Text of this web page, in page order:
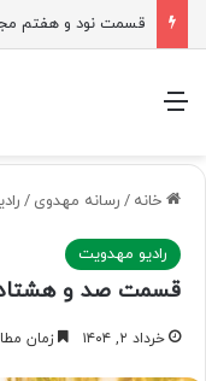
قسمت نود و هفتم
منو
خانه / رسانه مهدوی /
رادیو مهدویت
قسمت صد و هشتاد
خرداد ۲, ۱۴۰۴ زمان